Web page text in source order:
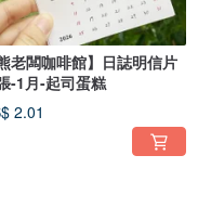
熊老闆咖啡館】日誌明信片
-1月-起司蛋糕
2.01